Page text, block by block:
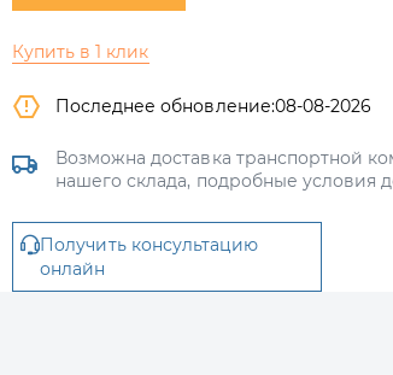
Купить в 1 клик
Последнее обновление:08-08-2026
Возможна доставка транспортной
нашего склада, подробные условия
Получить консультацию
онлайн